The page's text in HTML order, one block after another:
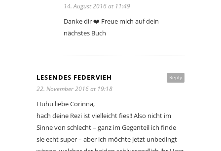
14. August 2016 at 11:49
Danke dir ❤️ Freue mich auf dein
nächstes Buch
Reply
LESENDES FEDERVIEH
22. November 2016 at 19:18
Huhu liebe Corinna,
hach deine Rezi ist vielleicht fies!! Also nicht im
Sinne von schlecht – ganz im Gegenteil ich finde
sie echt super – aber ich möchte jetzt unbedingt